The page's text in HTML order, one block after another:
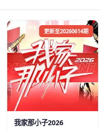
更新至20260614期
我家那小子2026